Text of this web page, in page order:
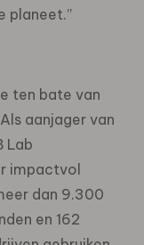
planeet.”
ten bate van
aanjager van
Lab
impactvol
dan 9.300
en 162